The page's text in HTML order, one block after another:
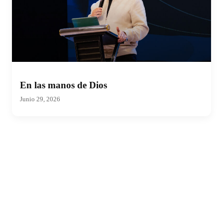
En las manos de Dios
Junio 29, 2026